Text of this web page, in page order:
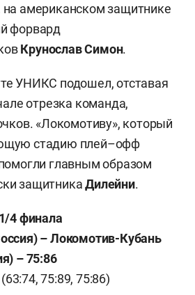
американском защитнике
форвард
Крунослав Симон.
УНИКС подошел, отставая
отрезка команда,
«Локомотиву», который
стадию плей–офф
главным образом
защитникаДилейни.
4 финала
– Локомотив-Кубань
– 75:86
(63:74, 75:89, 75:86)